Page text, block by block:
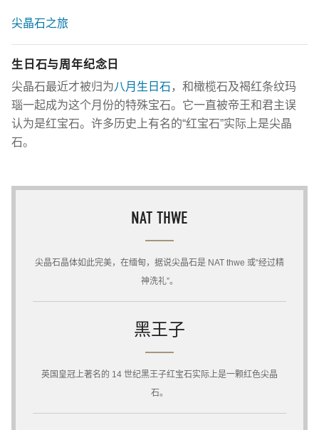
尖晶石之旅
生日石与周年纪念日
尖晶石最近才被归为八月生日石 ，和橄榄石及褐红条纹玛
瑙一起成为这个月份的特殊宝石。它一直被帝王和君主误
认为是红宝石。许多历史上有名的“红宝石”实际上是尖晶
石。
NAT THWE
尖晶石晶体如此完美，在缅甸，据说尖晶石是 NAT thwe 或“经过精
神洗礼”。
黑王子
英国皇冠上著名的 14 世纪黑王子红宝石实际上是一颗红色尖晶
石。